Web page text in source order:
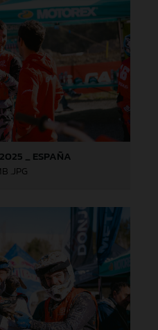
_ ESPAÑA
.JPG